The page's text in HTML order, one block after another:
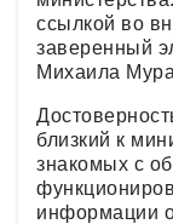
ссылкой во
заверенный
Михаила
близкий к
знакомых с
информации